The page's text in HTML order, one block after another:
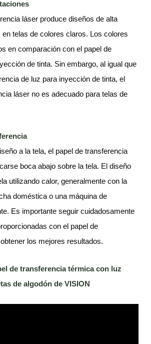
láser produce diseños de alta
telas de colores claros. Los colores
en comparación con el papel de
de tinta. Sin embargo, al igual que
de luz para inyección de tinta, el
láser no es adecuado para telas de
a la tela, el papel de transferencia
boca abajo sobre la tela. El diseño
utilizando calor, generalmente con la
doméstica o una máquina de
Es importante seguir cuidadosamente
con el papel de
los mejores resultados.
de transferencia térmica con luz
de algodón de VISION